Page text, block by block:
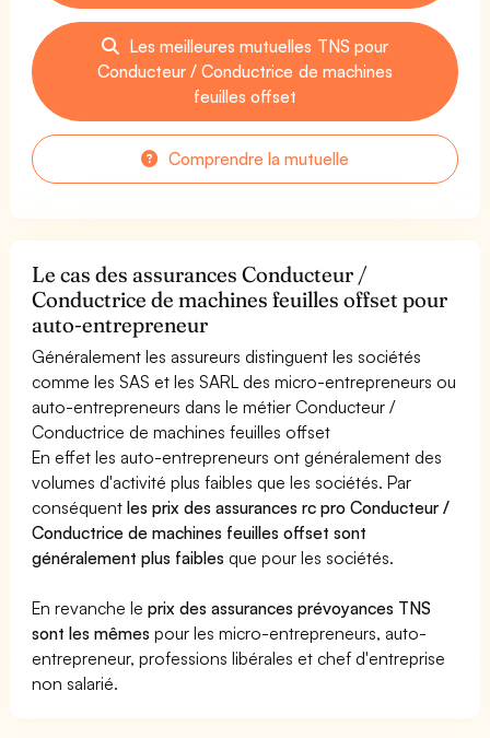
Les meilleures mutuelles TNS pour
Conducteur / Conductrice de machines
feuilles offset
Comprendre la mutuelle
Le cas des assurances Conducteur /
Conductrice de machines feuilles offset pour
auto-entrepreneur
Généralement les assureurs distinguent les sociétés
comme les SAS et les SARL des micro-entrepreneurs ou
auto-entrepreneurs dans le métier Conducteur /
Conductrice de machines feuilles offset
En effet les auto-entrepreneurs ont généralement des
volumes d'activité plus faibles que les sociétés. Par
conséquentles prix des assurances rc pro Conducteur /
Conductrice de machines feuilles offset sont
généralement plus faibles que pour les sociétés.
En revanche leprix des assurances prévoyances TNS
sont les mêmes pour les micro-entrepreneurs, auto-
entrepreneur, professions libérales et chef d'entreprise
non salarié.